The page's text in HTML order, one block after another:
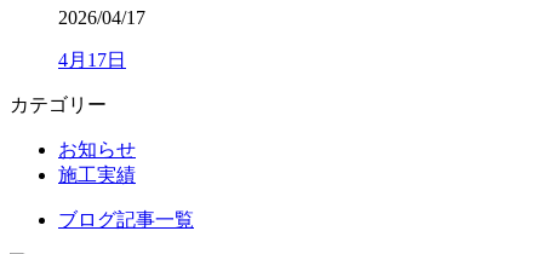
2026/04/17
4月17日
カテゴリー
お知らせ
施工実績
ブログ記事一覧